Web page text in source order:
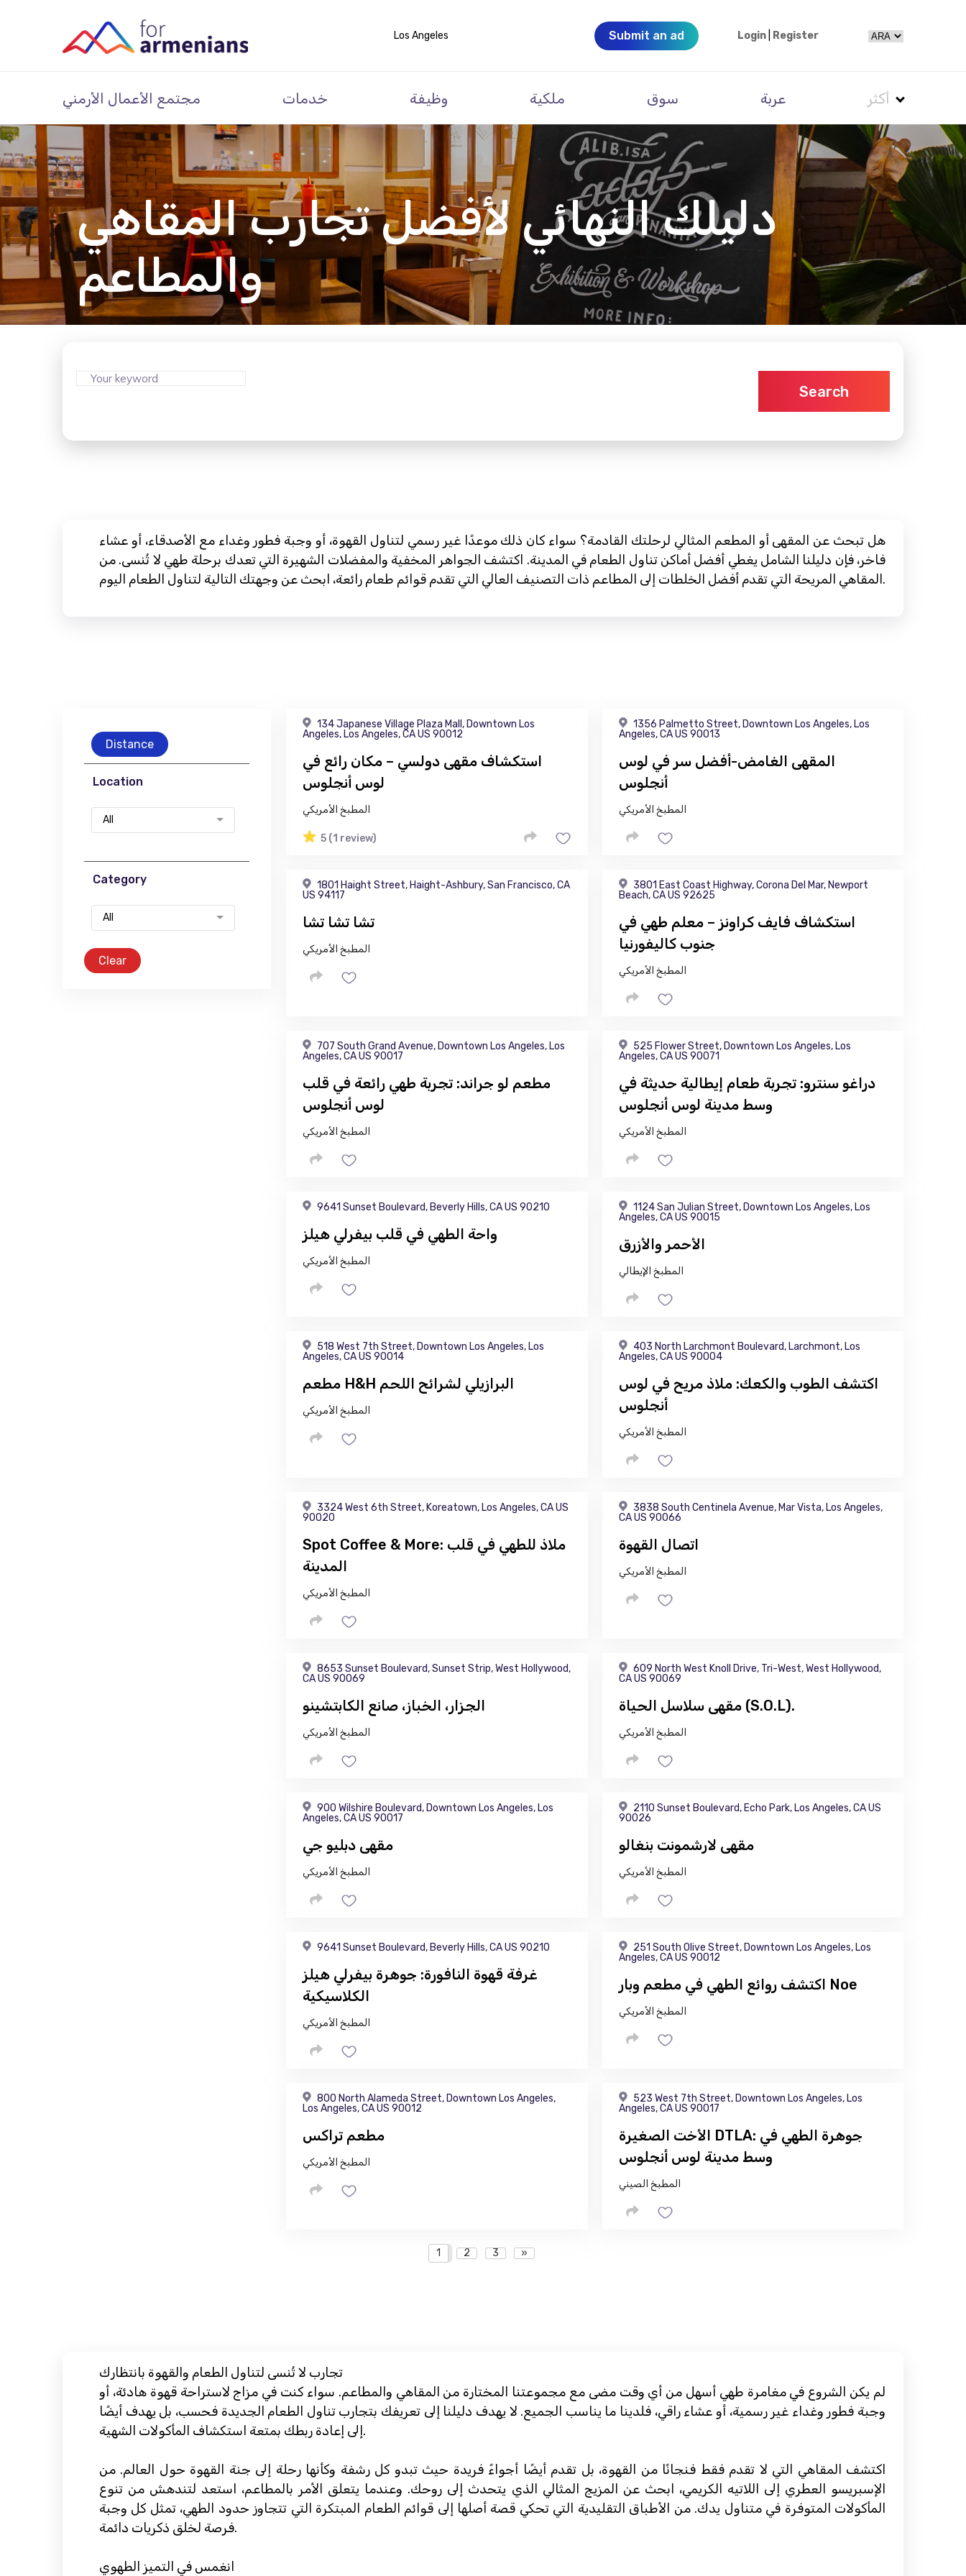
Los Angeles Submit an ad Login Register
مجتمع الأعمال الأرمني خدمات وظيفة ملكية سوق عربة أكثر
دليلك النهائي لأفضل تجارب المقاهي
والمطاعم
Search
هل تبحث عن المقهى أو المطعم المثالي لرحلتك القادمة؟ سواء كان ذلك موعدًا غير رسمي لتناول القهوة، أو وجبة فطور وغداء مع الأصدقاء، أو عشاء
فاخر، فإن دليلنا الشامل يغطي أفضل أماكن تناول الطعام في المدينة. اكتشف الجواهر المخفية والمفضلات الشهيرة التي تعدك برحلة طهي لا تُنسى. من
المقاهي المريحة التي تقدم أفضل الخلطات إلى المطاعم ذات التصنيف العالي التي تقدم قوائم طعام رائعة، ابحث عن وجهتك التالية لتناول الطعام اليوم.
Distance
Location
All
Category
All
Clear
134 Japanese Village Plaza Mall, Downtown Los
Angeles, Los Angeles, CA US 90012
استكشاف مقهى دولسي – مكان رائع في
لوس أنجلوس
المطبخ الأمريكي
5 (1 review)
1356 Palmetto Street, Downtown Los Angeles, Los
Angeles, CA US 90013
المقهى الغامض-أفضل سر في لوس
أنجلوس
المطبخ الأمريكي
1801 Haight Street, Haight-Ashbury, San Francisco, CA
US 94117
تشا تشا تشا
المطبخ الأمريكي
3801 East Coast Highway, Corona Del Mar, Newport
Beach, CA US 92625
استكشاف فايف كراونز – معلم طهي في
جنوب كاليفورنيا
المطبخ الأمريكي
707 South Grand Avenue, Downtown Los Angeles, Los
Angeles, CA US 90017
مطعم لو جراند: تجربة طهي رائعة في قلب
لوس أنجلوس
المطبخ الأمريكي
525 Flower Street, Downtown Los Angeles, Los
Angeles, CA US 90071
دراغو سنترو: تجربة طعام إيطالية حديثة في
وسط مدينة لوس أنجلوس
المطبخ الأمريكي
9641 Sunset Boulevard, Beverly Hills, CA US 90210
واحة الطهي في قلب بيفرلي هيلز
المطبخ الأمريكي
1124 San Julian Street, Downtown Los Angeles, Los
Angeles, CA US 90015
الأحمر والأزرق
المطبخ الإيطالي
518 West 7th Street, Downtown Los Angeles, Los
Angeles, CA US 90014
مطعم H&H البرازيلي لشرائح اللحم
المطبخ الأمريكي
403 North Larchmont Boulevard, Larchmont, Los
Angeles, CA US 90004
اكتشف الطوب والكعك: ملاذ مريح في لوس
أنجلوس
المطبخ الأمريكي
3324 West 6th Street, Koreatown, Los Angeles, CA US
90020
Spot Coffee & More: ملاذ للطهي في قلب
المدينة
المطبخ الأمريكي
3838 South Centinela Avenue, Mar Vista, Los Angeles,
CA US 90066
اتصال القهوة
المطبخ الأمريكي
8653 Sunset Boulevard, Sunset Strip, West Hollywood,
CA US 90069
الجزار، الخباز، صانع الكابتشينو
المطبخ الأمريكي
609 North West Knoll Drive, Tri-West, West Hollywood,
CA US 90069
مقهى سلاسل الحياة (S.O.L).
المطبخ الأمريكي
900 Wilshire Boulevard, Downtown Los Angeles, Los
Angeles, CA US 90017
مقهى دبليو جي
المطبخ الأمريكي
2110 Sunset Boulevard, Echo Park, Los Angeles, CA US
90026
مقهى لارشمونت بنغالو
المطبخ الأمريكي
9641 Sunset Boulevard, Beverly Hills, CA US 90210
غرفة قهوة النافورة: جوهرة بيفرلي هيلز
الكلاسيكية
المطبخ الأمريكي
251 South Olive Street, Downtown Los Angeles, Los
Angeles, CA US 90012
اكتشف روائع الطهي في مطعم وبار Noe
المطبخ الأمريكي
800 North Alameda Street, Downtown Los Angeles,
Los Angeles, CA US 90012
مطعم تراكس
المطبخ الأمريكي
523 West 7th Street, Downtown Los Angeles, Los
Angeles, CA US 90017
الأخت الصغيرة DTLA: جوهرة الطهي في
وسط مدينة لوس أنجلوس
المطبخ الصيني
1 2 3 »
تجارب لا تُنسى لتناول الطعام والقهوة بانتظارك
لم يكن الشروع في مغامرة طهي أسهل من أي وقت مضى مع مجموعتنا المختارة من المقاهي والمطاعم. سواء كنت في مزاج لاستراحة قهوة هادئة، أو
وجبة فطور وغداء غير رسمية، أو عشاء راقي، فلدينا ما يناسب الجميع. لا يهدف دليلنا إلى تعريفك بتجارب تناول الطعام الجديدة فحسب، بل يهدف أيضًا
إلى إعادة ربطك بمتعة استكشاف المأكولات الشهية.
اكتشف المقاهي التي لا تقدم فقط فنجانًا من القهوة، بل تقدم أيضًا أجواءً فريدة حيث تبدو كل رشفة وكأنها رحلة إلى جنة القهوة حول العالم. من
الإسبريسو العطري إلى اللاتيه الكريمي، ابحث عن المزيج المثالي الذي يتحدث إلى روحك. وعندما يتعلق الأمر بالمطاعم، استعد لتندهش من تنوع
المأكولات المتوفرة في متناول يدك. من الأطباق التقليدية التي تحكي قصة أصلها إلى قوائم الطعام المبتكرة التي تتجاوز حدود الطهي، تمثل كل وجبة
فرصة لخلق ذكريات دائمة.
انغمس في التميز الطهوي